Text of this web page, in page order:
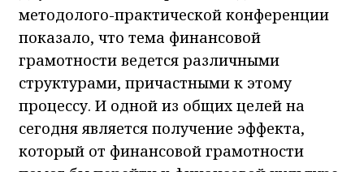
методолого-практической конференции
показало, что тема финансовой
грамотности ведется различными
структурами, причастными к этому
процессу. И одной из общих целей на
сегодня является получение эффекта,
который от финансовой грамотности